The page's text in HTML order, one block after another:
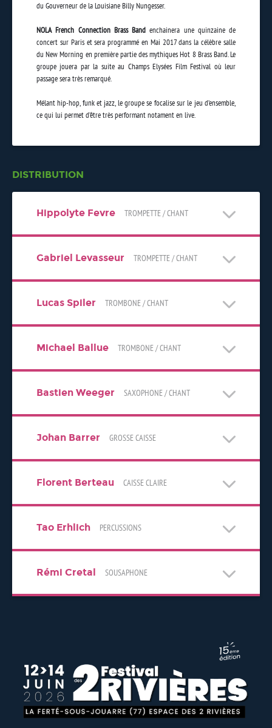
du Gouverneur de la Louisiane Billy Nungesser.
NOLA French Connection Brass Band enchainera une quinzaine de
concert sur Paris et sera programmé en Mai 2017 dans la célèbre salle
du New Morning en première partie des mythiques Hot 8 Brass Band. Le
groupe jouera par la suite au Champs Elysées Film Festival où leur
passage sera très remarqué.
Mélant hip-hop, funk et jazz, le groupe se focalise sur le jeu d’ensemble,
ce qui lui permet d’être très performant notament en live.
DISTRIBUTION
Hippolyte Fevre TROMPETTE / CHANT
Gabriel Levasseur TROMPETTE / CHANT
Lucas Spiler TROMBONE / CHANT
Michael Ballue TROMBONE / CHANT
Bastien Weeger SAXOPHONE / CHANT
Johan Barrer GROSSE CAISSE
Florent Berteau CAISSE CLAIRE
Tao Erhlich PERCUSSIONS
Rémi Cretal SOUSAPHONE